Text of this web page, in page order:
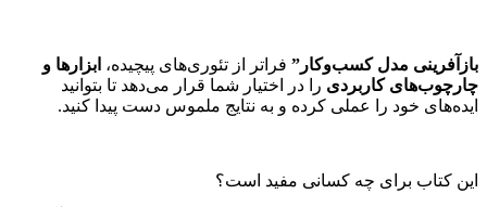
بازآفرینی مدل کسب‌وکار” فراتر از تئوری‌های پیچیده، ابزارها و
چارچوب‌های کاربردی را در اختیار شما قرار می‌دهد تا بتوانید
ایده‌های خود را عملی کرده و به نتایج ملموس دست پیدا کنید.
این کتاب برای چه کسانی مفید است؟